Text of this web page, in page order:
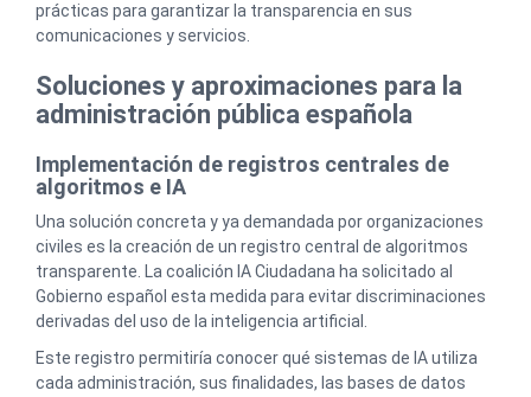
prácticas para garantizar la transparencia en sus
comunicaciones y servicios.
Soluciones y aproximaciones para la
administración pública española
Implementación de registros centrales de
algoritmos e IA
Una solución concreta y ya demandada por organizaciones
civiles es la creación de un registro central de algoritmos
transparente. La coalición IA Ciudadana ha solicitado al
Gobierno español esta medida para evitar discriminaciones
derivadas del uso de la inteligencia artificial.
Este registro permitiría conocer qué sistemas de IA utiliza
cada administración, sus finalidades, las bases de datos